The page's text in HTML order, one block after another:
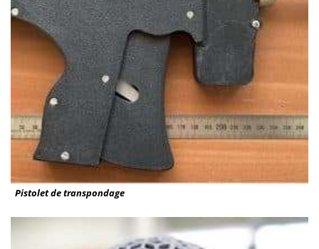
Pistolet de transpondage